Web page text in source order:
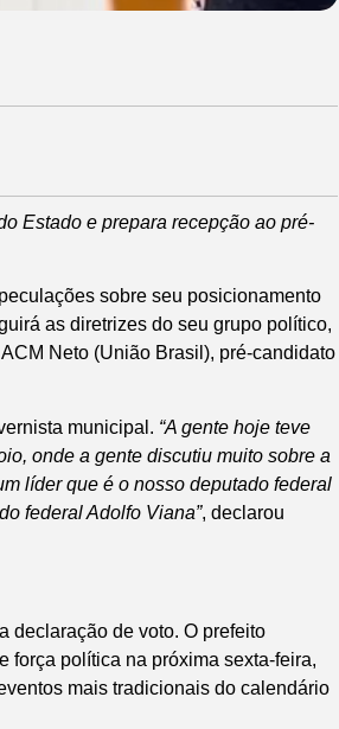
Estado e prepara recepção ao pré-
sobre seu posicionamento
as diretrizes do seu grupo político,
Neto (União Brasil), pré-candidato
municipal. “A gente hoje teve
onde a gente discutiu muito sobre a
líder que é o nosso deputado federal
federal Adolfo Viana”, declarou
declaração de voto. O prefeito
força política na próxima sexta-feira,
mais tradicionais do calendário